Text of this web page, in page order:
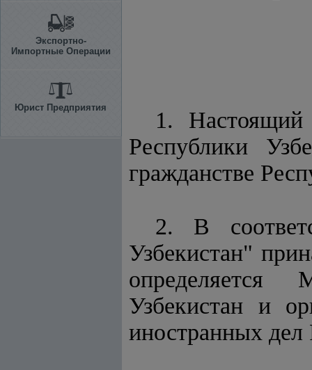
Экспортно-
Импортные Операции
Юрист Предприятия
1. Настоящий
Республики
гражданстве
2. В
Узбекистан"
определяется
Узбекистан и
иностранных дел